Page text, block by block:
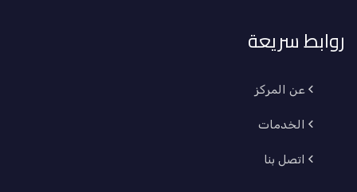
روابط سريعة
عن المركز
الخدمات
اتصل بنا